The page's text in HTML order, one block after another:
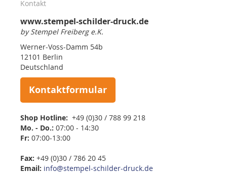
Kontakt
www.stempel-schilder-druck.de
by Stempel Freiberg e.K.
Werner-Voss-Damm 54b
12101 Berlin
Deutschland
Kontaktformular
Shop Hotline: +49 (0)30 / 788 99 218
Mo. - Do.: 07:00 - 14:30
Fr: 07:00-13:00
Fax: +49 (0)30 / 786 20 45
Email: info@stempel-schilder-druck.de